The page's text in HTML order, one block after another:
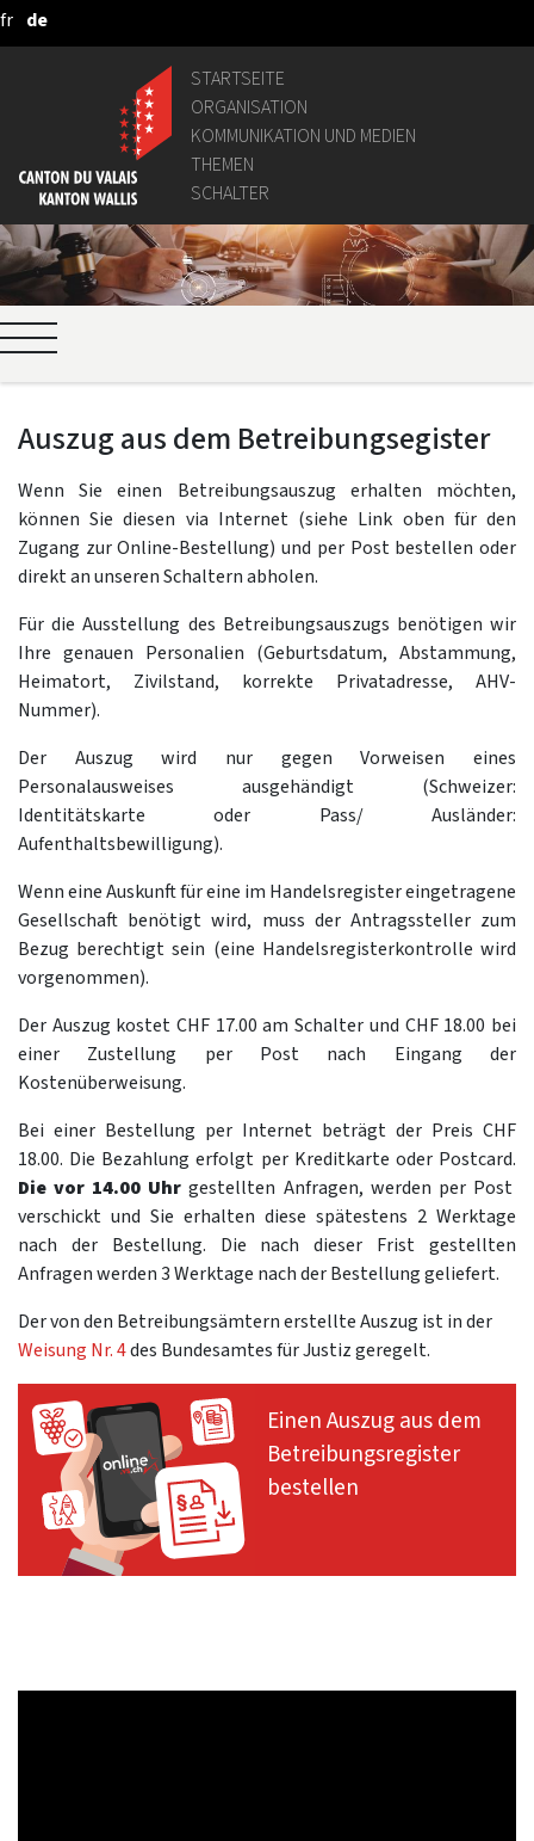
Zum Hauptinhalt springen
fr de
STARTSEITE
ORGANISATION
KOMMUNIKATION UND MEDIEN
THEMEN
SCHALTER
Auszug aus dem Betreibungsegister
Wenn Sie einen Betreibungsauszug erhalten möchten,
können Sie diesen via Internet (siehe Link oben für den
Zugang zur Online-Bestellung) und per Post bestellen oder
direkt an unseren Schaltern abholen.
Für die Ausstellung des Betreibungsauszugs benötigen wir
Ihre genauen Personalien (Geburtsdatum, Abstammung,
Heimatort, Zivilstand, korrekte Privatadresse, AHV-
Nummer).
Der Auszug wird nur gegen Vorweisen eines
Personalausweises ausgehändigt (Schweizer:
Identitätskarte oder Pass/ Ausländer:
Aufenthaltsbewilligung).
Wenn eine Auskunft für eine im Handelsregister eingetragene
Gesellschaft benötigt wird, muss der Antragssteller zum
Bezug berechtigt sein (eine Handelsregisterkontrolle wird
vorgenommen).
Der Auszug kostet CHF 17.00 am Schalter und CHF 18.00 bei
einer Zustellung per Post nach Eingang der
Kostenüberweisung.
Bei einer Bestellung per Internet beträgt der Preis CHF
18.00. Die Bezahlung erfolgt per Kreditkarte oder Postcard.
Die vor 14.00 Uhr gestellten Anfragen, werden per Post
verschickt und Sie erhalten diese spätestens 2 Werktage
nach der Bestellung. Die nach dieser Frist gestellten
Anfragen werden 3 Werktage nach der Bestellung geliefert.
Der von den Betreibungsämtern erstellte Auszug ist in der
Weisung Nr. 4des Bundesamtes für Justiz geregelt.